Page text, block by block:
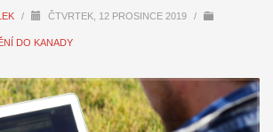
/ ČTVRTEK, 12 PROSINCE 2019 /
DO KANADY